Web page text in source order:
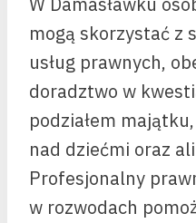
mogą skorzystać z
usług prawnych,
doradztwo w
podziałem
nad dziećmi oraz
Profesjonalny
w rozwodach